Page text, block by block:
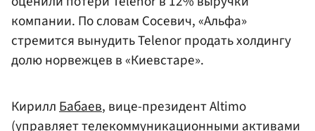
компании. По словам Сосевич, «Альфа»
стремится вынудить Telenor продать холдингу
долю норвежцев в «Киевстаре».
КириллБабаев, вице-президент Altimo
(управляет телекоммуникационными активами